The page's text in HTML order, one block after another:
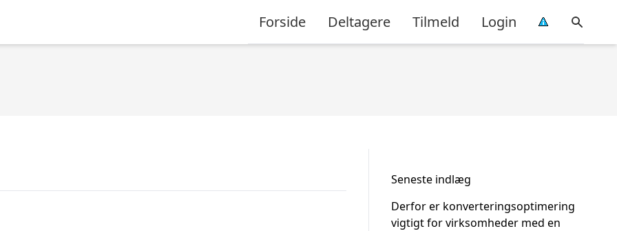
Forside Deltagere Tilmeld Login
Seneste indlæg
Derfor er konverteringsoptimering
vigtigt for virksomheder med en